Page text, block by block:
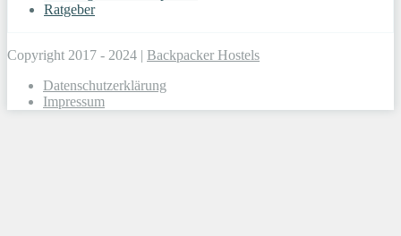
Ratgeber
Copyright 2017 - 2024 | Backpacker Hostels
Datenschutzerklärung
Impressum